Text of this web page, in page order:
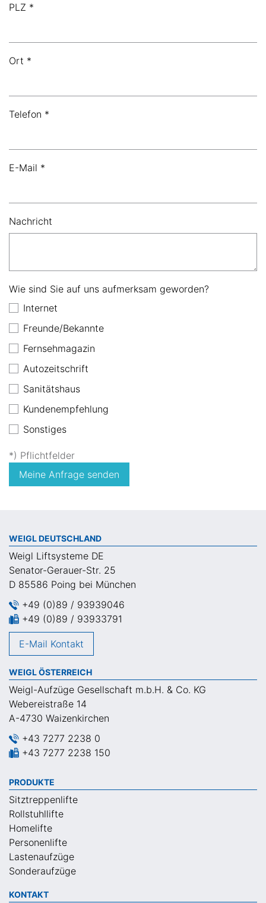
PLZ *
Ort *
Telefon *
E-Mail *
Nachricht
Wie sind Sie auf uns aufmerksam geworden?
Internet
Freunde/Bekannte
Fernsehmagazin
Autozeitschrift
Sanitätshaus
Kundenempfehlung
Sonstiges
*) Pflichtfelder
Meine Anfrage senden
WEIGL DEUTSCHLAND
Weigl Liftsysteme DE
Senator-Gerauer-Str. 25
D 85586 Poing bei München
+49 (0)89 / 93939046
+49 (0)89 / 93933791
E-Mail Kontakt
WEIGL ÖSTERREICH
Weigl-Aufzüge Gesellschaft m.b.H. & Co. KG
Webereistraße 14
A-4730 Waizenkirchen
+43 7277 2238 0
+43 7277 2238 150
PRODUKTE
Sitztreppenlifte
Rollstuhllifte
Homelifte
Personenlifte
Lastenaufzüge
Sonderaufzüge
KONTAKT